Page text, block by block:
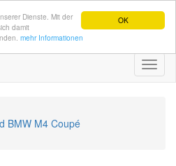
OK
Dienste. Mit der
damit
mehr Informationen
BMW M4 Coupé